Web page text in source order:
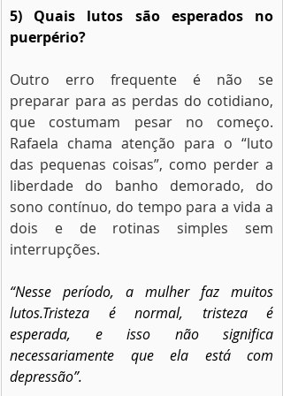
5) Quais lutos são esperados no
puerpério?
Outro erro frequente é não se
preparar para as perdas do cotidiano,
que costumam pesar no começo.
Rafaela chama atenção para o “luto
das pequenas coisas”, como perder a
liberdade do banho demorado, do
sono contínuo, do tempo para a vida a
dois e de rotinas simples sem
interrupções.
“Nesse período, a mulher faz muitos
lutos.Tristeza é normal, tristeza é
esperada, e isso não significa
necessariamente que ela está com
depressão”.